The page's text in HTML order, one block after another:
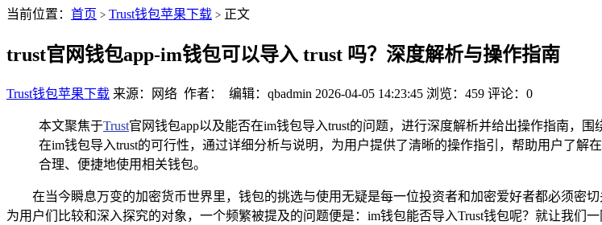
当前位置： 首页 > Trust钱包苹果下载 > 正文
trust官网钱包app-im钱包可以导入 trust 吗？深度解析与操作指南
Trust钱包苹果下载 来源：网络 作者： 编辑：qbadmin 2026-04-05 14:23:45 浏览：459 评论：0
本文聚焦于Trust官网钱包app以及能否在im钱包导入trust的问题，进行深度解析并给出操作指南，
在im钱包导入trust的可行性，通过详细分析与说明，为用户提供了清晰的操作指引，帮助用户了
合理、便捷地使用相关钱包。
在当今瞬息万变的加密货币世界里，钱包的挑选与使用无疑是每一位投资者和加密爱好者都必须密
为用户们比较和深入探究的对象，一个频繁被提及的问题便是：im钱包能否导入Trust钱包呢？就让我们一